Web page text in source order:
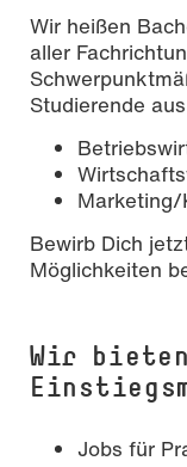
Wir heißen
aller
Studierende
Bewirb Dich
Möglichkeiten
Wir
Jobs für